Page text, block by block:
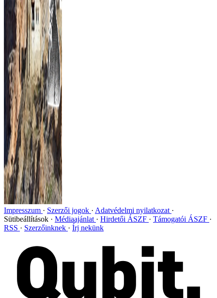
Impresszum Szerzői jogok
Adatvédelmi nyilatkozat
Sütibeállítások
Médiaajánlat Hirdetői ÁSZF
Támogatói ÁSZF
RSS
Szerzőinknek Írj nekünk